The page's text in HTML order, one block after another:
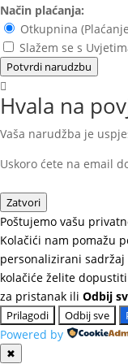
Način plaćanja:
Otkupnina
Slažem se s
Potvrdi narudzbu
Hvala na
Vaša narudžba je
Uskoro ćete na email
Zatvori
Poštujemo vašu
Kolačići nam pomažu
personalizirani
kolačiće želite
za pristanak ili Odbij
Prilagodi Odbij sve
Powered by
✖